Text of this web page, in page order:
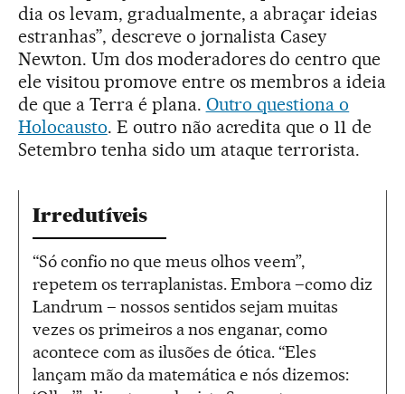
dia os levam, gradualmente, a abraçar ideias
estranhas”, descreve o jornalista Casey
Newton. Um dos moderadores do centro que
ele visitou promove entre os membros a ideia
de que a Terra é plana. Outro questiona o
Holocausto. E outro não acredita que o 11 de
Setembro tenha sido um ataque terrorista.
Irredutíveis
“Só confio no que meus olhos veem”,
repetem os terraplanistas. Embora –como diz
Landrum – nossos sentidos sejam muitas
vezes os primeiros a nos enganar, como
acontece com as ilusões de ótica. “Eles
lançam mão da matemática e nós dizemos: